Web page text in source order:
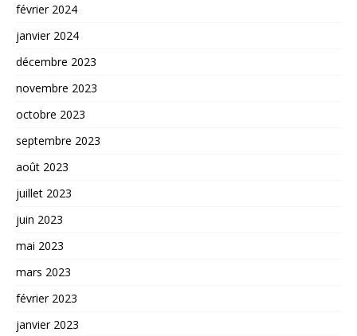
février 2024
janvier 2024
décembre 2023
novembre 2023
octobre 2023
septembre 2023
août 2023
juillet 2023
juin 2023
mai 2023
mars 2023
février 2023
janvier 2023